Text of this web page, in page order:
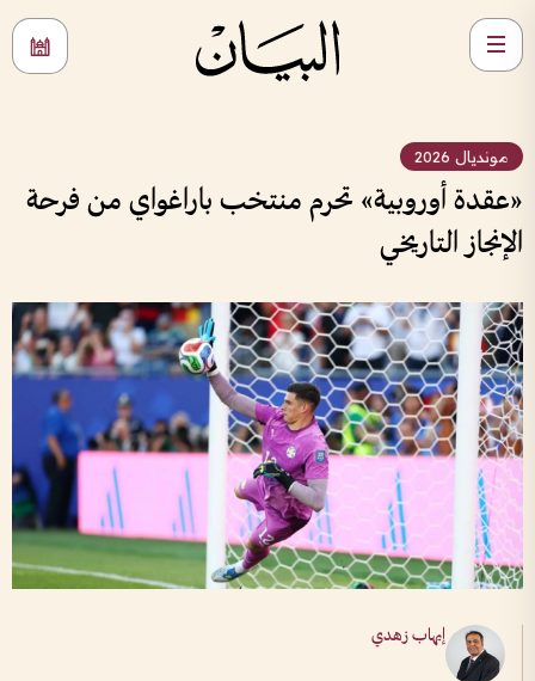
مونديال 2026
«عقدة أوروبية» تحرم منتخب باراغواي من فرحة
الإنجاز التاريخي
إيهاب زهدي